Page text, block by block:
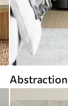
Abstraction